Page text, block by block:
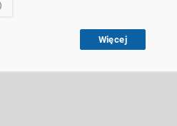
Więcej